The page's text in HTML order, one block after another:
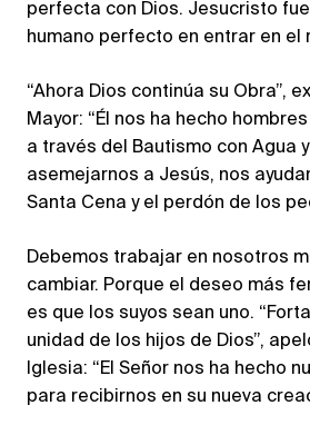
perfecta con Dios. Jesucristo
humano perfecto en entrar en el
“Ahora Dios continúa su Obra”,
Mayor: “Él nos ha hecho
a través del Bautismo con Agua
asemejarnos a Jesús, nos
Santa Cena y el perdón de los
Debemos trabajar en nosotros
cambiar. Porque el deseo más
es que los suyos sean uno.
unidad de los hijos de Dios”,
Iglesia: “El Señor nos ha hecho
para recibirnos en su nueva